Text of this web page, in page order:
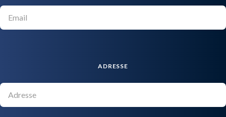
ADRESSE